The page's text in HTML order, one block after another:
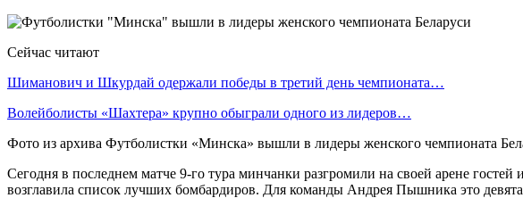
Сейчас читают
Шиманович и Шкурдай одержали победы в третий день чемпионата…
Волейболисты «Шахтера» крупно обыграли одного из лидеров…
Фото из архива Футболистки «Минска» вышли в лидеры женского чемпионата
Сегодня в последнем матче 9-го тура минчанки разгромили на своей арене
возглавила список лучших бомбардиров. Для команды Андрея Пышника это